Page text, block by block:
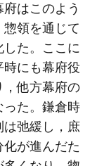
はこのよう
領を通じて
た。ここに
にも幕府役
，他方幕府の
った。鎌倉時
は弛緩し，庶
が進んだた